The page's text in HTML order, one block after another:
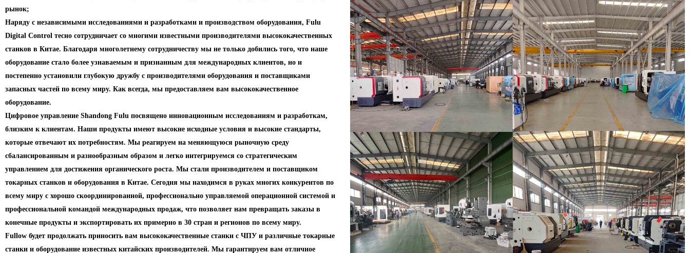
рынок;
Наряду с независимыми исследованиями и разработками и производством оборудования, Fulu
Digital Control тесно сотрудничает со многими известными производителями высококачественных
станков в Китае. Благодаря многолетнему сотрудничеству мы не только добились того, что наше
оборудование стало более узнаваемым и признанным для международных клиентов, но и
постепенно установили глубокую дружбу с производителями оборудования и поставщиками
запасных частей по всему миру. Как всегда, мы предоставляем вам высококачественное
оборудование.
Цифровое управление Shandong Fulu посвящено инновационным исследованиям и разработкам,
близким к клиентам. Наши продукты имеют высокие исходные условия и высокие стандарты,
которые отвечают их потребностям. Мы реагируем на меняющуюся рыночную среду
сбалансированным и разнообразным образом и легко интегрируемся со стратегическим
управлением для достижения органического роста. Мы стали производителем и поставщиком
токарных станков и оборудования в Китае. Сегодня мы находимся в руках многих конкурентов по
всему миру с хорошо скоординированной, профессионально управляемой операционной системой и
профессиональной командой международных продаж, что позволяет нам превращать заказы в
конечные продукты и экспортировать их примерно в 30 стран и регионов по всему миру.
Fullow будет продолжать приносить вам высококачественные станки с ЧПУ и различные токарные
станки и оборудование известных китайских производителей. Мы гарантируем вам отличное